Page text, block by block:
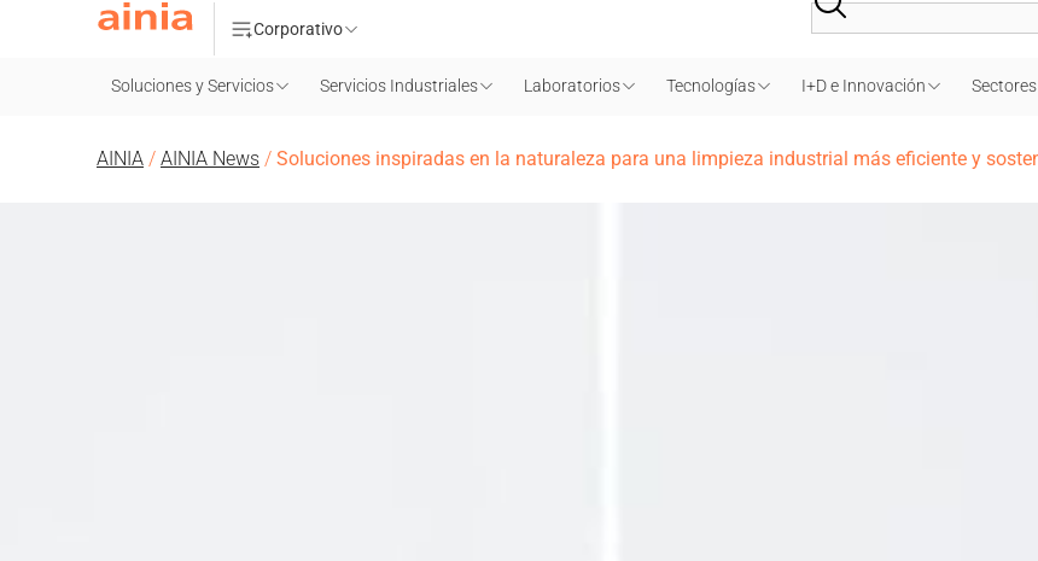
Corporativo
Soluciones y Servicios Servicios Industriales Laboratorios Tecnologías I+D e Innovación Sectores
AINIA / AINIA News / Soluciones inspiradas en la naturaleza para una limpieza industrial más eficiente y